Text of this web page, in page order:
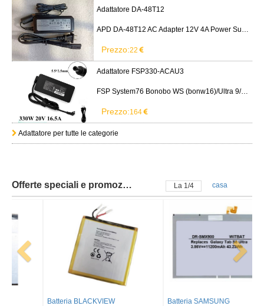
Adattatore DA-48T12
APD DA-48T12 AC Adapter 12V 4A Power Supply Cord
Prezzo:22
Adattatore FSP330-ACAU3
FSP System76 Bonobo WS (bonw16)/Ultra 9/RTX5090
Prezzo:164
Adattatore per tutte le categorie
Offerte speciali e promozioni La 2/4 casa
Batteria BLACKVIEW
Batteria SAMSUNG